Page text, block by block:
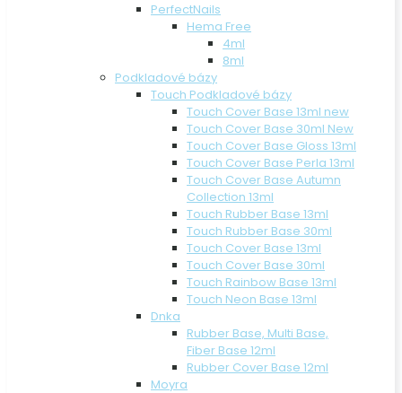
PerfectNails
Hema Free
4ml
8ml
Podkladové bázy
Touch Podkladové bázy
Touch Cover Base 13ml new
Touch Cover Base 30ml New
Touch Cover Base Gloss 13ml
Touch Cover Base Perla 13ml
Touch Cover Base Autumn
Collection 13ml
Touch Rubber Base 13ml
Touch Rubber Base 30ml
Touch Cover Base 13ml
Touch Cover Base 30ml
Touch Rainbow Base 13ml
Touch Neon Base 13ml
Dnka
Rubber Base, Multi Base,
Fiber Base 12ml
Rubber Cover Base 12ml
Moyra